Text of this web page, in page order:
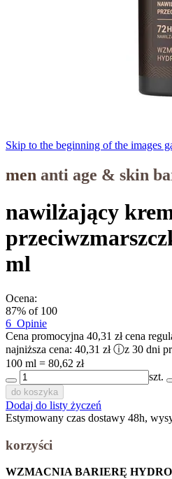
Skip to the beginning of the images
men anti age & skin
nawilżający
ml
Ocena:
87% of 100
6 Opinie
Cena promocyjna 40,31 zł cena
najniższa cena: 40,31 zł ⓘz 30 dni
100 ml = 80,62 zł
szt.
do koszyka
Dodaj do listy życzeń
Estymowany czas dostawy 48h,
korzyści
WZMACNIA BARIERĘ